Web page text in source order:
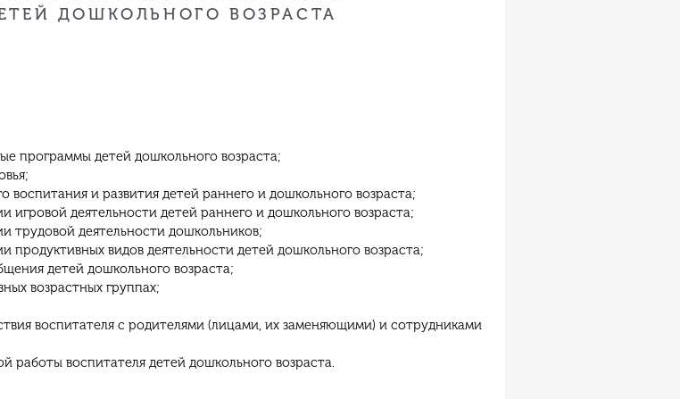
ДОШКОЛЬНОГО ВОЗРАСТА
программы детей дошкольного возраста;
воспитания и развития детей раннего и дошкольного возраста;
игровой деятельности детей раннего и дошкольного возраста;
трудовой деятельности дошкольников;
продуктивных видов деятельности детей дошкольного возраста;
детей дошкольного возраста;
возрастных группах;
воспитателя с родителями (лицами, их заменяющими) и сотрудниками
работы воспитателя детей дошкольного возраста.